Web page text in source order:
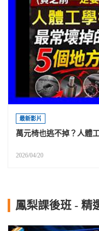
最新影片
萬元椅也逃不掉？人體
2026/04/20
鳳梨課後班 - 精